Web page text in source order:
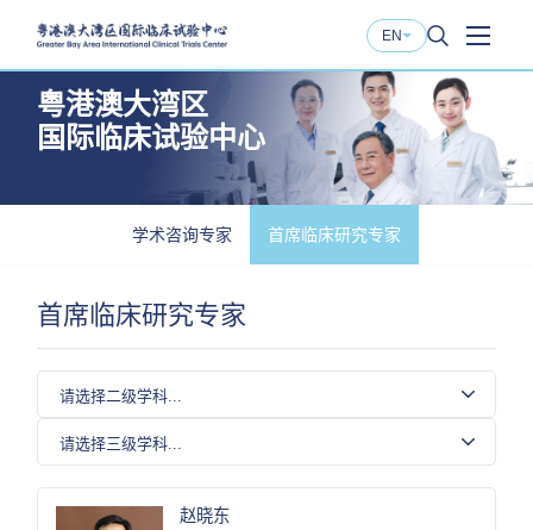
EN
粤港澳大湾区
国际临床试验中心
学术咨询专家 首席临床研究专家
首席临床研究专家
赵晓东